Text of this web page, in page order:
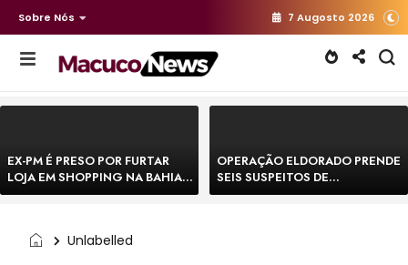
Sobre Nós 7 Augosto 2026
EX-PM É PRESO POR FURTAR
LOJA EM SHOPPING NA BAHIA E
ESCAPA CORRENDO DE
OPERAÇÃO ELDORADO PRENDE
SEIS SUSPEITOS DE
MOVIMENTAR R$ 25 MILHÕES
Unlabelled